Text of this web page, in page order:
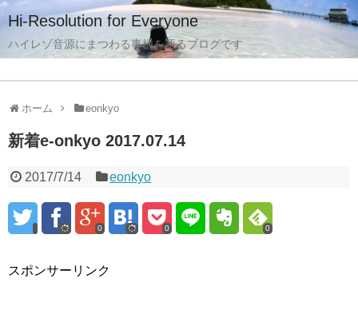
Hi-Resolution for Everyone
ハイレゾ音源にまつわる事柄を語るブログです
ホーム eonkyo
新着e-onkyo 2017.07.14
2017/7/14 eonkyo
0 0 0
スポンサーリンク